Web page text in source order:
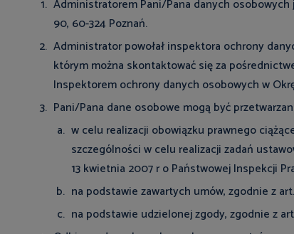
Administratorem Pani/Pana danych
90, 60-324 Poznań.
Administrator powołał inspektora ochrony
którym można skontaktować się za
Inspektorem ochrony danych osobowych w
Pani/Pana dane osobowe mogą być
w celu realizacji obowiązku prawnego
szczególności w celu realizacji zadań
13 kwietnia 2007 r o Państwowej Inspekcji
na podstawie zawartych umów, zgodnie z
na podstawie udzielonej zgody, zgodnie z